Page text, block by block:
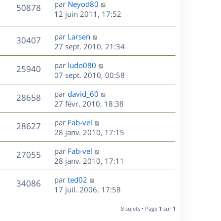
e
n
i
e
r
m
e
s
s
a
g
e
50878V
u
e
D
e
n
i
e
r
m
e
s
s
a
g
e
par Neyod80
12 juin 2011, 17:52
30407V
u
s
D
e
r
n
i
e
r
m
e
s
s
a
g
e
par Larsen
27 sept. 2010, 21:34
25940V
u
e
s
D
e
r
n
i
e
r
m
e
s
s
a
g
e
par ludo080
07 sept. 2010, 00:58
28658V
u
D
e
r
n
i
e
r
m
e
s
s
par david_60
27 févr. 2010, 18:38
28627V
u
D
e
r
n
i
e
r
m
par Fab-vel
28 janv. 2010, 17:15
27055V
u
e
D
e
r
n
i
par Fab-vel
28 janv. 2010, 17:11
34086V
D
e
par ted02
17 juil. 2006, 17:58
8 sujets • Page 1 sur 1